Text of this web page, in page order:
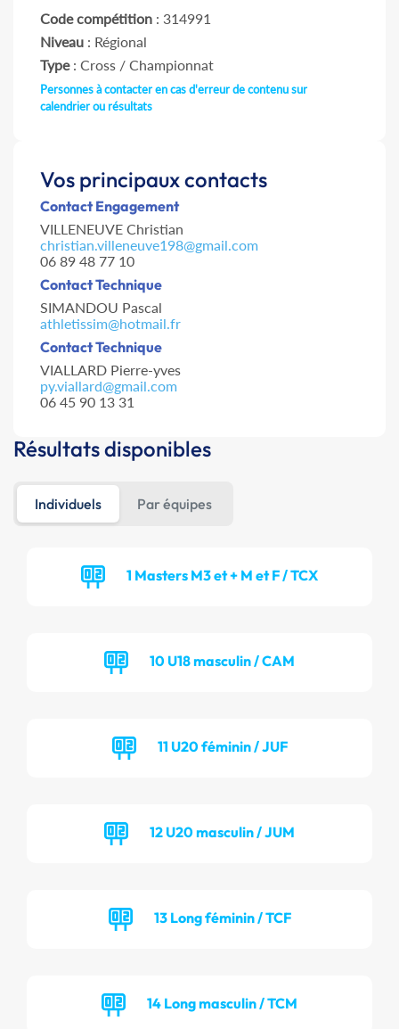
Code compétition : 314991
Niveau : Régional
Type: Cross / Championnat
Personnes à contacter en cas d'erreur de contenu sur
calendrier ou résultats
Vos principaux contacts
Contact Engagement
VILLENEUVE Christian
christian.villeneuve198@gmail.com
06 89 48 77 10
Contact Technique
SIMANDOU Pascal
athletissim@hotmail.fr
Contact Technique
VIALLARD Pierre-yves
py.viallard@gmail.com
06 45 90 13 31
Résultats disponibles
Individuels Par équipes
1 Masters M3 et + M et F / TCX
10 U18 masculin / CAM
11 U20 féminin / JUF
12 U20 masculin / JUM
13 Long féminin / TCF
14 Long masculin / TCM